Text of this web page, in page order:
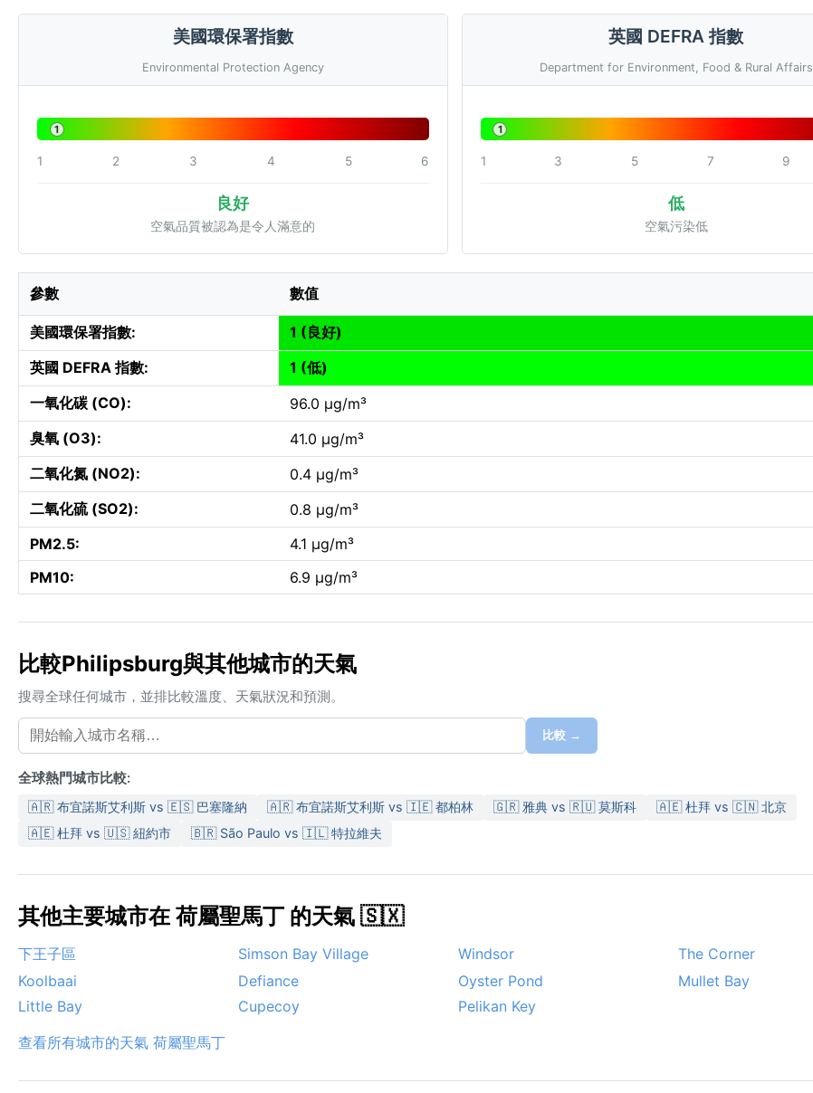
美國環保署指數
Environmental Protection Agency
1
1 2 3 4 5 6
良好
空氣品質被認為是令人滿意的
英國 DEFRA 指數
Department for Environment, Food & Rural Affairs
1
1 3 5 7 9
低
空氣污染低
參數 數值
美國環保署指數:
1 (良好)
英國 DEFRA 指數:
1 (低)
一氧化碳 (CO):
96.0 µg/m³
臭氧 (O3):
41.0 µg/m³
二氧化氮 (NO2):
0.4 µg/m³
二氧化硫 (SO2):
0.8 µg/m³
PM2.5:
4.1 µg/m³
PM10:
6.9 µg/m³
比較Philipsburg與其他城市的天氣
搜尋全球任何城市，並排比較溫度、天氣狀況和預測。
比較 →
全球熱門城市比較:
🇦🇷 布宜諾斯艾利斯 vs 🇪🇸 巴塞隆納 🇦🇷 布宜諾斯艾利斯 vs 🇮🇪 都柏林 🇬🇷 雅典 vs 🇷🇺 莫斯科
🇦🇪 杜拜 vs 🇨🇳 北京
🇦🇪 杜拜 vs 🇺🇸 紐約市
🇧🇷 São Paulo vs 🇮🇱 特拉維夫
其他主要城市在 荷屬聖馬丁 的天氣 🇸🇽
下王子區 Simson Bay Village Windsor
The Corner
Koolbaai
Defiance Oyster Pond
Mullet Bay
Little Bay
Cupecoy
Pelikan Key
查看所有城市的天氣 荷屬聖馬丁